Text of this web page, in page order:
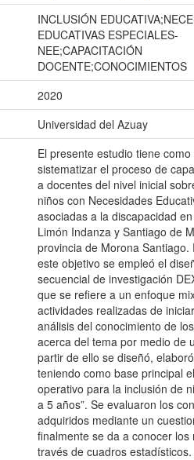
INCLUSIÓN
EDUCATIVAS ESPECIALES-
NEE;CAPACITACIÓN
DOCENTE;CONOCIMIENTOS
2020
Universidad del Azuay
El presente estudio tiene
sistematizar el proceso de
a docentes del nivel inicial
niños con Necesidades
asociadas a la discapacidad
Limón Indanza y Santiago de
provincia de Morona Santiago.
este objetivo se empleó el
secuencial de investigación
que se refiere a un enfoque
actividades realizadas de
análisis del conocimiento de
acerca del tema por medio de
partir de ello se diseñó,
teniendo como base principal
operativo para la inclusión de
a 5 años”. Se evaluaron los
adquiridos mediante un
finalmente se da a conocer los
través de cuadros estadísticos.